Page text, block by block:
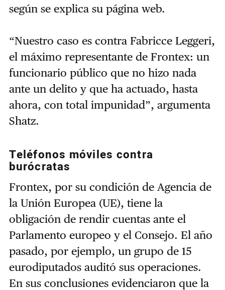
según se explica su página web.
“Nuestro caso es contra Fabricce Leggeri,
el máximo representante de Frontex: un
funcionario público que no hizo nada
ante un delito y que ha actuado, hasta
ahora, con total impunidad”, argumenta
Shatz.
Teléfonos móviles contra
burócratas
Frontex, por su condición de Agencia de
la Unión Europea (UE), tiene la
obligación de rendir cuentas ante el
Parlamento europeo y el Consejo. El año
pasado, por ejemplo, un grupo de 15
eurodiputados auditó sus operaciones.
En sus conclusiones evidenciaron que la